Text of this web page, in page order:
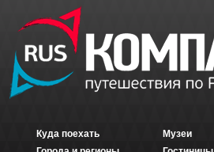
Куда поехать
Музеи